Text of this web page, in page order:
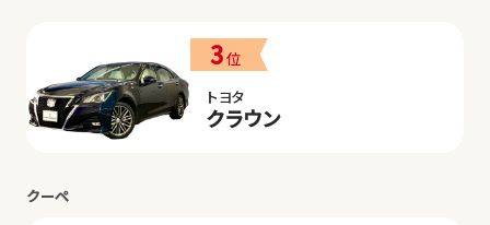
3位
トヨタ
クラウン
クーペ